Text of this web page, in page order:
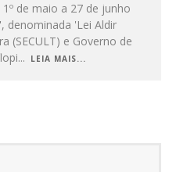
de maio a 27 de junho
denominada 'Lei Aldir
(SECULT) e Governo de
... LEIA MAIS...